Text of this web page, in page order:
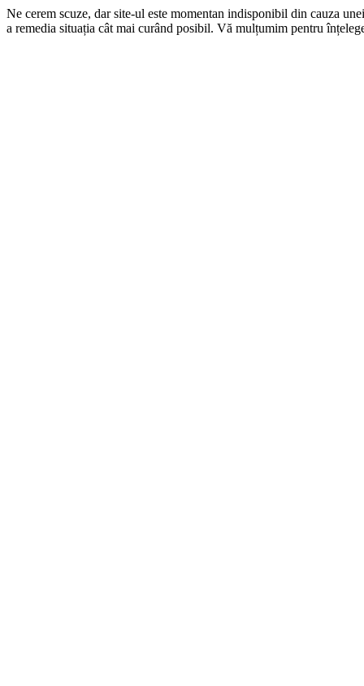
Ne cerem scuze, dar site-ul este momentan indisponibil din cauza
a remedia situația cât mai curând posibil. Vă mulțumim pentru